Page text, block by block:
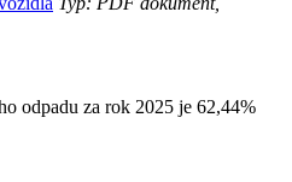
odpadu za rok 2025 je 62,44%